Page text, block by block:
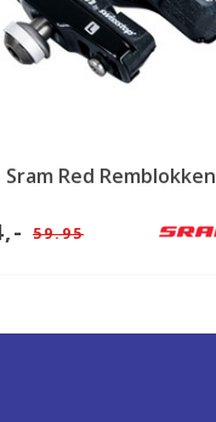
Sram Red Remblokken
59.95